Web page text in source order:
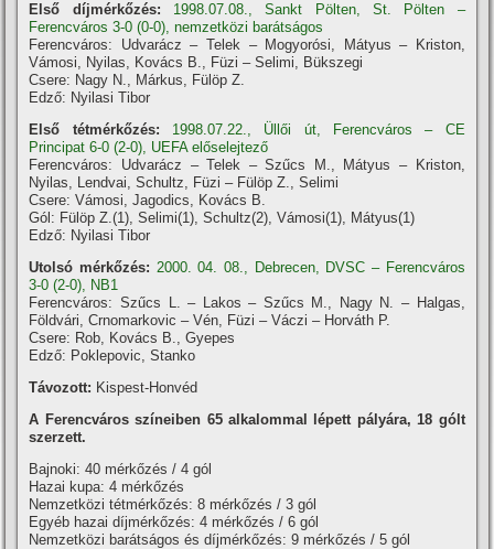
Első díjmérkőzés:
1998.07.08., Sankt Pölten, St. Pölten –
Ferencváros 3-0 (0-0), nemzetközi barátságos
Ferencváros: Udvarácz – Telek – Mogyorósi, Mátyus – Kriston,
Vámosi, Nyilas, Kovács B., Füzi – Selimi, Bükszegi
Csere: Nagy N., Márkus, Fülöp Z.
Edző: Nyilasi Tibor
Első tétmérkőzés:
1998.07.22., Üllői út, Ferencváros – CE
Principat 6-0 (2-0), UEFA előselejtező
Ferencváros: Udvarácz – Telek – Szűcs M., Mátyus – Kriston,
Nyilas, Lendvai, Schultz, Füzi – Fülöp Z., Selimi
Csere: Vámosi, Jagodics, Kovács B.
Gól: Fülöp Z.(1), Selimi(1), Schultz(2), Vámosi(1), Mátyus(1)
Edző: Nyilasi Tibor
Utolsó mérkőzés: 2000. 04. 08., Debrecen, DVSC – Ferencváros
3-0 (2-0), NB1
Ferencváros: Szűcs L. – Lakos – Szűcs M., Nagy N. – Halgas,
Földvári, Crnomarkovic – Vén, Füzi – Váczi – Horváth P.
Csere: Rob, Kovács B., Gyepes
Edző: Poklepovic, Stanko
Távozott: Kispest-Honvéd
A Ferencváros szí­neiben 65 alkalommal lépett pályára, 18 gólt
szerzett.
Bajnoki: 40 mérkőzés / 4 gól
Hazai kupa: 4 mérkőzés
Nemzetközi tétmérkőzés: 8 mérkőzés / 3 gól
Egyéb hazai dí­jmérkőzés: 4 mérkőzés / 6 gól
Nemzetközi barátságos és dí­jmérkőzés: 9 mérkőzés / 5 gól